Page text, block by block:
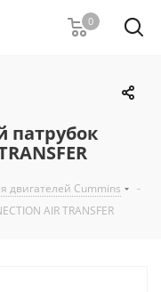
0
патрубок
двигателей Cummins
-
AIR TRANSFER